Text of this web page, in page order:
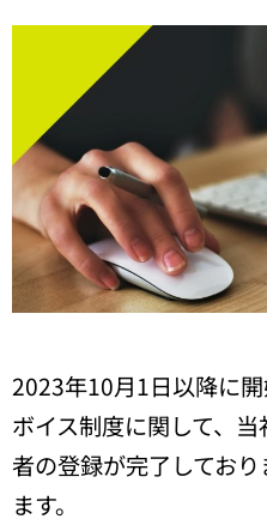
2023年10月1日以降に
ボイス制度に関して、
者の登録が完了してお
ます。